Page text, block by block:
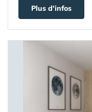
Plus d'infos